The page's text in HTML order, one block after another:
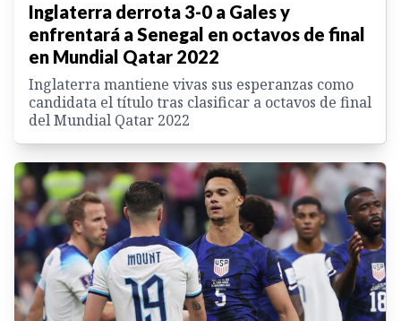
Inglaterra derrota 3-0 a Gales y
enfrentará a Senegal en octavos de final
en Mundial Qatar 2022
Inglaterra mantiene vivas sus esperanzas como
candidata el título tras clasificar a octavos de final
del Mundial Qatar 2022